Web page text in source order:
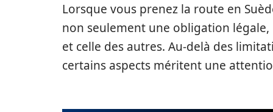
Lorsque vous prenez la route en
non seulement une obligation légale,
et celle des autres. Au-delà des
certains aspects méritent une